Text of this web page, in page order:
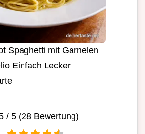
Spaghetti mit Garnelen
Einfach Lecker
/ 5 (28 Bewertung)